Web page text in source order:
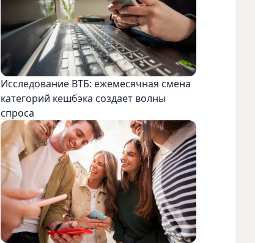
Исследование ВТБ: ежемесячная смена
категорий кешбэка создает волны
спроса